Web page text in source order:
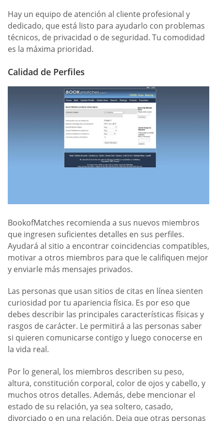
Hay un equipo de atención al cliente profesional y
dedicado, que está listo para ayudarlo con problemas
técnicos, de privacidad o de seguridad. Tu comodidad
es la máxima prioridad.
Calidad de Perfiles
BookofMatches recomienda a sus nuevos miembros
que ingresen suficientes detalles en sus perfiles.
Ayudará al sitio a encontrar coincidencias compatibles,
motivar a otros miembros para que le califiquen mejor
y enviarle más mensajes privados.
Las personas que usan sitios de citas en línea sienten
curiosidad por tu apariencia física. Es por eso que
debes describir las principales características físicas y
rasgos de carácter. Le permitirá a las personas saber
si quieren comunicarse contigo y luego conocerse en
la vida real.
Por lo general, los miembros describen su peso,
altura, constitución corporal, color de ojos y cabello, y
muchos otros detalles. Además, debe mencionar el
estado de su relación, ya sea soltero, casado,
divorciado o en una relación. Deja que otras personas